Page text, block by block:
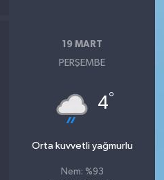
19 MART
PERŞEMBE
4°
Orta kuvvetli yağmurlu
Nem: %93